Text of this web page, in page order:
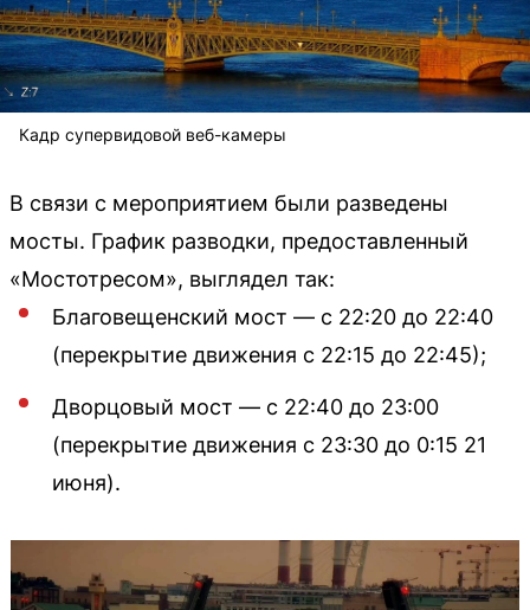
Кадр супервидовой веб-камеры
В связи с мероприятием были разведены
мосты. График разводки, предоставленный
«Мостотресом», выглядел так:
Благовещенский мост — с 22:20 до 22:40
(перекрытие движения с 22:15 до 22:45);
Дворцовый мост — с 22:40 до 23:00
(перекрытие движения с 23:30 до 0:15 21
июня).